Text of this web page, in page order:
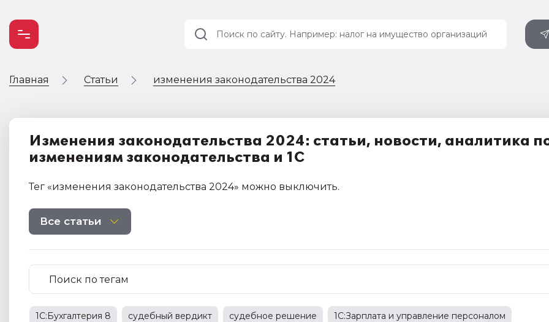
Главная Статьи изменения законодательства 2024
Изменения законодательства 2024: статьи, новости, аналитика
изменениям законодательства и 1С
Тег «изменения законодательства 2024» можно выключить.
Все статьи
1С:Бухгалтерия 8 судебный вердикт судебное решение 1С:Зарплата и управление персоналом
Учет и